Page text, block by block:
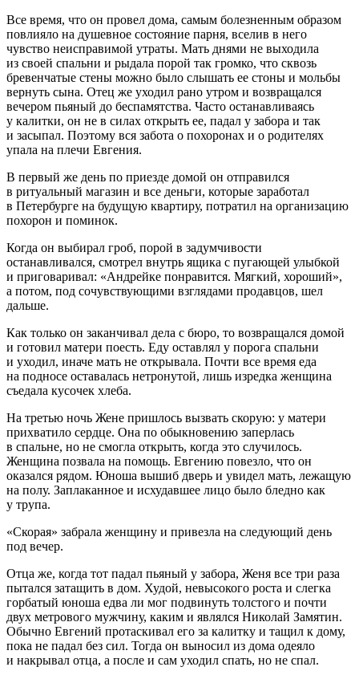
Все время, что он провел дома, самым болезненным образом
повлияло на душевное состояние парня, вселив в него
чувство неисправимой утраты. Мать днями не выходила
из своей спальни и рыдала порой так громко, что сквозь
бревенчатые стены можно было слышать ее стоны и мольбы
вернуть сына. Отец же уходил рано утром и возвращался
вечером пьяный до беспамятства. Часто останавливаясь
у калитки, он не в силах открыть ее, падал у забора и так
и засыпал. Поэтому вся забота о похоронах и о родителях
упала на плечи Евгения.
В первый же день по приезде домой он отправился
в ритуальный магазин и все деньги, которые заработал
в Петербурге на будущую квартиру, потратил на организацию
похорон и поминок.
Когда он выбирал гроб, порой в задумчивости
останавливался, смотрел внутрь ящика с пугающей улыбкой
и приговаривал: «Андрейке понравится. Мягкий, хороший»,
а потом, под сочувствующими взглядами продавцов, шел
дальше.
Как только он заканчивал дела с бюро, то возвращался домой
и готовил матери поесть. Еду оставлял у порога спальни
и уходил, иначе мать не открывала. Почти все время еда
на подносе оставалась нетронутой, лишь изредка женщина
съедала кусочек хлеба.
На третью ночь Жене пришлось вызвать скорую: у матери
прихватило сердце. Она по обыкновению заперлась
в спальне, но не смогла открыть, когда это случилось.
Женщина позвала на помощь. Евгению повезло, что он
оказался рядом. Юноша вышиб дверь и увидел мать, лежащую
на полу. Заплаканное и исхудавшее лицо было бледно как
у трупа.
«Скорая» забрала женщину и привезла на следующий день
под вечер.
Отца же, когда тот падал пьяный у забора, Женя все три раза
пытался затащить в дом. Худой, невысокого роста и слегка
горбатый юноша едва ли мог подвинуть толстого и почти
двух метрового мужчину, каким и являлся Николай Замятин.
Обычно Евгений протаскивал его за калитку и тащил к дому,
пока не падал без сил. Тогда он выносил из дома одеяло
и накрывал отца, а после и сам уходил спать, но не спал.